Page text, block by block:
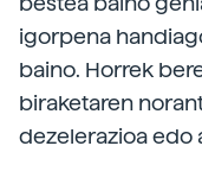
igorpena
baino. Horrek
biraketaren
dezelerazioa edo